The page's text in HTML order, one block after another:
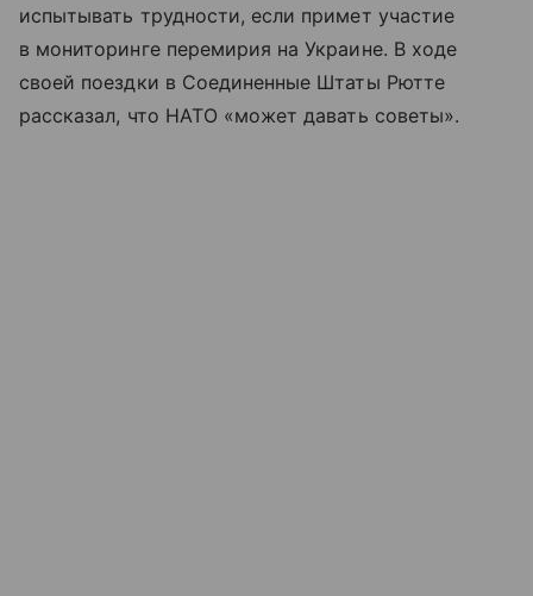
испытывать трудности, если примет участие
в мониторинге перемирия на Украине. В ходе
своей поездки в Соединенные Штаты Рютте
рассказал, что НАТО «может давать советы».